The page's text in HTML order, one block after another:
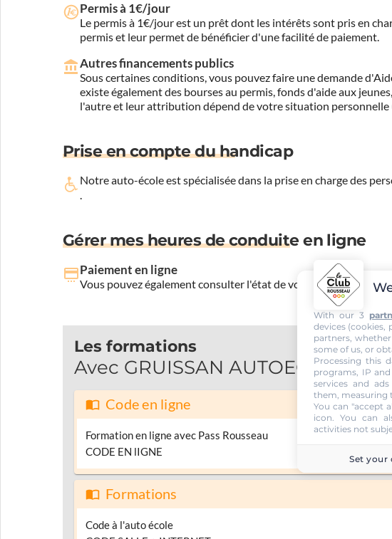
Permis à 1€/jour
Le permis à 1€/jour est un prêt dont les intérêts sont pris en
permis et leur permet de bénéficier d'une facilité de paiement.
Autres financements publics
Sous certaines conditions, vous pouvez faire une demande
existe également des bourses au permis, fonds d'aide aux
l'autre et leur attribution dépend de votre situation personnelle
Prise en compte du handicap
Notre auto-école est spécialisée dans la prise en charge des
.
Gérer mes heures de conduite en ligne
Paiement en ligne
Vous pouvez également consulter l'état de votre compte,
Les formations
Avec GRUISSAN AUTOECOLE,
Code en ligne
Formation en ligne avec Pass Rousseau
CODE EN lIGNE
Formations
Code à l'auto école
With our 3
devices (cookies,
partners,
some of us, or
Processing this
programs, IP
services and
them, measuring
You can "accept
icon. You can
activities not
Set your